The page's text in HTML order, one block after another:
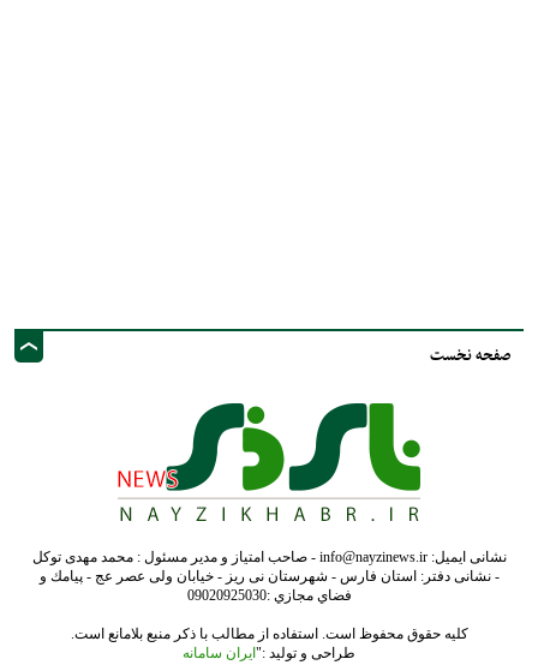
صفحه نخست
نشانی ایمیل: info@nayzinews.ir - صاحب امتیاز و مدیر مسئول : محمد مهدی توکل
- نشانی دفتر: استان فارس - شهرستان نی ریز - خیابان ولی عصر عج - پيامك و
فضاي مجازي :09020925030
کلیه حقوق محفوظ است. استفاده از مطالب با ذکر منبع بلامانع است.
طراحی و تولید :"ایران سامانه